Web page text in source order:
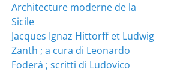
Architecture moderne de la
Sicile
Jacques Ignaz Hittorff et Ludwig
Zanth ; a cura di Leonardo
Foderà ; scritti di Ludovico